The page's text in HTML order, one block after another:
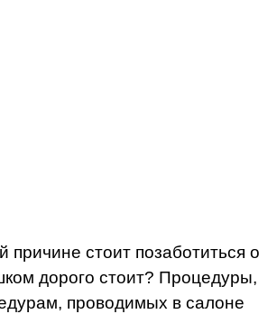
причине стоит позаботиться о
дорого стоит? Процедуры,
проводимых в салоне